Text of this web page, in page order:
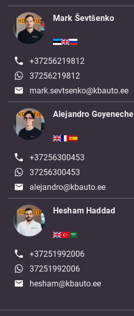
Mark Ševtšenko
+37256219812
37256219812
mark.sevtsenko@kbauto.ee
Alejandro Goyeneche
+37256300453
37256300453
alejandro@kbauto.ee
Hesham Haddad
+37251992006
37251992006
hesham@kbauto.ee